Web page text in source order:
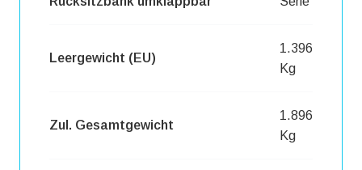
Leergewicht (EU)
1.396
Kg
Zul. Gesamtgewicht
1.896
Kg